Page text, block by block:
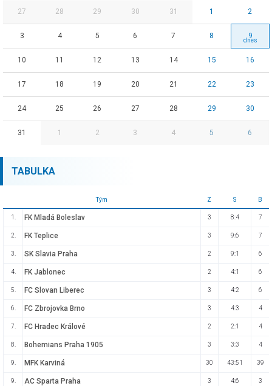
27 28 29 30 31 1 2
3 4 5 6 7 8 9
10 11 12 13 14 15 16
17 18 19 20 21 22 23
24 25 26 27 28 29 30
31 1 2 3 4 5 6
TABULKA
Tým Z S B
1. FK Mladá Boleslav 3 8:4 7
2. FK Teplice 3 9:6 7
3. SK Slavia Praha 2 9:1 6
4. FK Jablonec 2 4:1 6
5. FC Slovan Liberec 3 4:2 6
6. FC Zbrojovka Brno 3 4:3 4
7. FC Hradec Králové 2 2:1 4
8. Bohemians Praha 1905 3 3:3 4
9. MFK Karviná 30 43:51 39
9. AC Sparta Praha 3 4:6 3